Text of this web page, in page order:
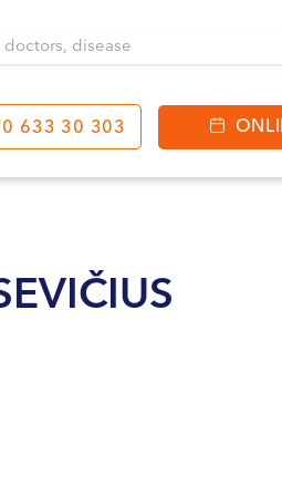
hours:
633 30 303